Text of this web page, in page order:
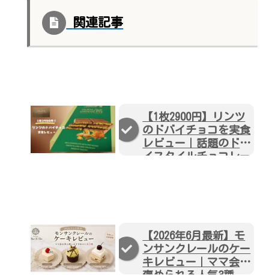
関連記事
【1枚2900円】リンツ
のドバイチョコを実食
レビュー｜話題のドバ
イスタイルチョコレー
【2026年6月最新】モ
ンサンクレールのケー
キレビュー｜ママ会で